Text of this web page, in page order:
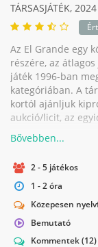
TÁRSASJÁTÉK, 2024
Az El Grande egy
részére, az
játék 1996-ban
kategóriában. A
kortól ajánljuk
aukció/licit, az
2 - 5 játékos
1 - 2 óra
Közepesen
Bemutató
Kommentek(12)